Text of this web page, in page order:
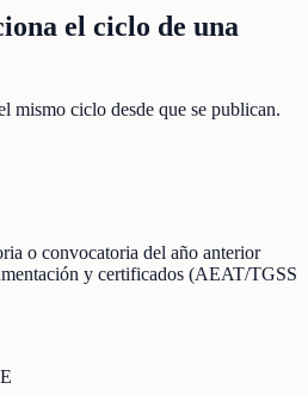
el ciclo de una
mismo ciclo desde que se publican.
o convocatoria del año anterior
y certificados (AEAT/TGSS